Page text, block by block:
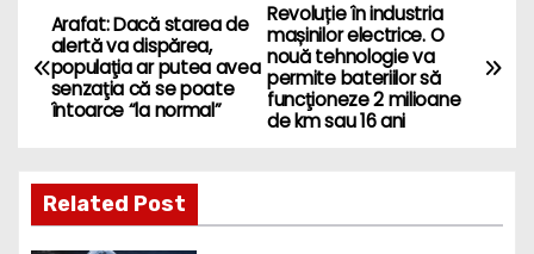
P
o
s
t
n
Revoluție în industria
mașinilor electrice. O
nouă tehnologie va
permite bateriilor să
funcţioneze 2 milioane
de km sau 16 ani
Arafat: Dacă starea de
alertă va dispărea,
populaţia ar putea avea
senzaţia că se poate
întoarce “la normal”
Related Post